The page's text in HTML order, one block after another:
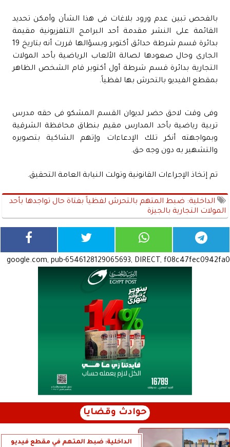
بالفحص تبين عدم ورود بلاغات فى هذا الشأن وأمكن تحديد
القائمة على النشر مقدمة أحد البرامج التلفزيونية مقيمة
بدائرة قسم شرطة حدائق أكتوبر وبسؤالها قررت أنه بتاريخ 19
الجارى وحال صعودها لصالة الألعاب الرياضية بأحد المولات
التجارية بدائرة قسم شرطة أول أكتوبر قام الشخص الظاهر
بمقطع الفيديو بالتحرش بها لفظياً.
وفى وقت لاحق حضر لديوان القسم المشكو فى حقه مدرس
تربية رياضية بأحد المدارس مقيم بنطاق محافظة الشرقية
وبمواجهته أنكر تلك الإدعاءات وإتهم الشاكية بتصويره
والتشهير به دون وجه حق.
تم إتخاذ الإجراءات القانونية وتولت النيابة العامة التحقيق.
الداخلية: ضبط المتهم بالتحرش لفظياً بفتاة حال تواجدها بأحد
المولات التجارية بالجيزة
google.com, pub-6546128129065693, DIRECT, f08c47fec0942fa0
حوادث وقضايا
الداخلية: ضبط المتهم في مقطع فيديو